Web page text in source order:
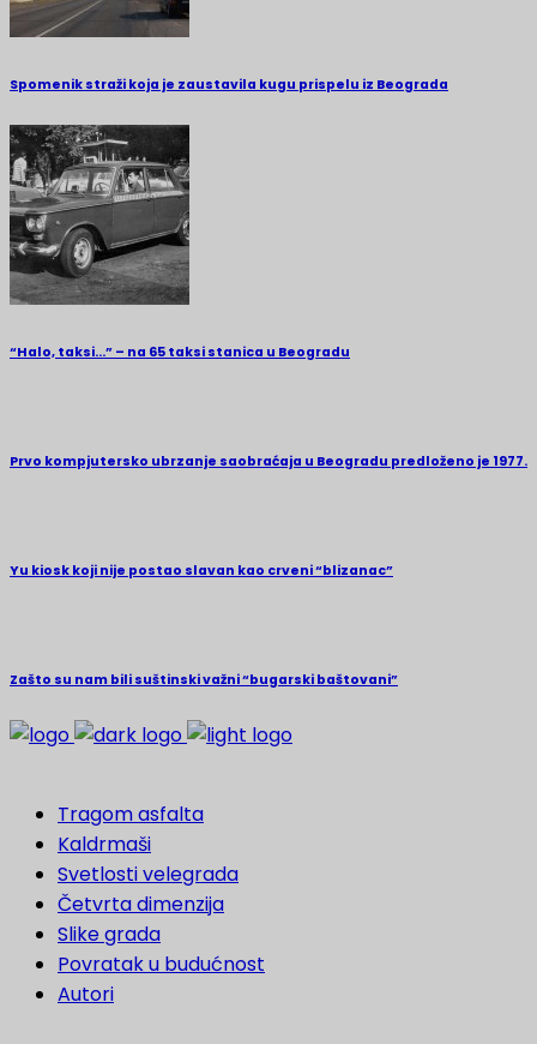
Spomenik straži koja je zaustavila kugu prispelu iz Beograda
“Halo, taksi…” – na 65 taksi stanica u Beogradu
Prvo kompjutersko ubrzanje saobraćaja u Beogradu predloženo je 1977.
Yu kiosk koji nije postao slavan kao crveni “blizanac”
Zašto su nam bili suštinski važni “bugarski baštovani”
Tragom asfalta
Kaldrmaši
Svetlosti velegrada
Četvrta dimenzija
Slike grada
Povratak u budućnost
Autori